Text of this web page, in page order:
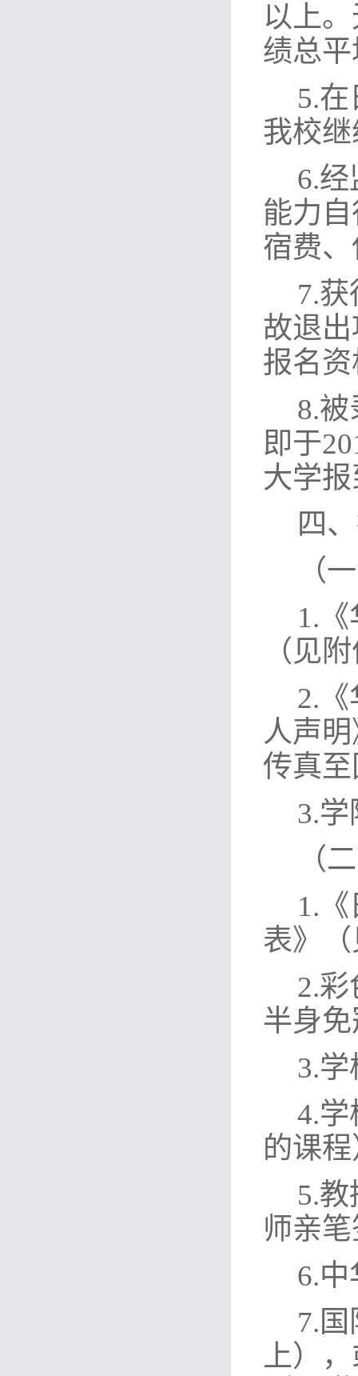
以上
绩总
5.
我校
6.
能力
宿费
7.
故退
报名
8.
即于
大学
四
（
1.
（见
2.
人声
传真
3.
（
1.
表》
2.彩
半身
3.学
4.
的课
5.
师亲
6.
7.
上）